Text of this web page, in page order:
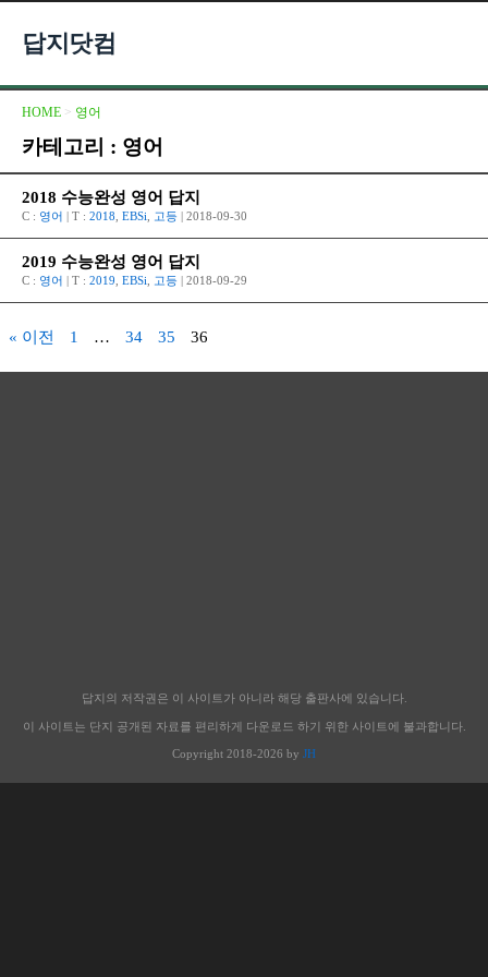
답지닷컴
HOME > 영어
카테고리 : 영어
2018 수능완성 영어 답지
C : 영어 | T : 2018 EBSi 고등 | 2018-09-30
2019 수능완성 영어 답지
C : 영어 | T : 2019 EBSi 고등 | 2018-09-29
« 이전 1 … 34 35 36
답지의 저작권은 이 사이트가 아니라 해당 출판사에 있습니다.
이 사이트는 단지 공개된 자료를 편리하게 다운로드 하기 위한 사이트에 불과합니다.
Copyright 2018-2026 by JH